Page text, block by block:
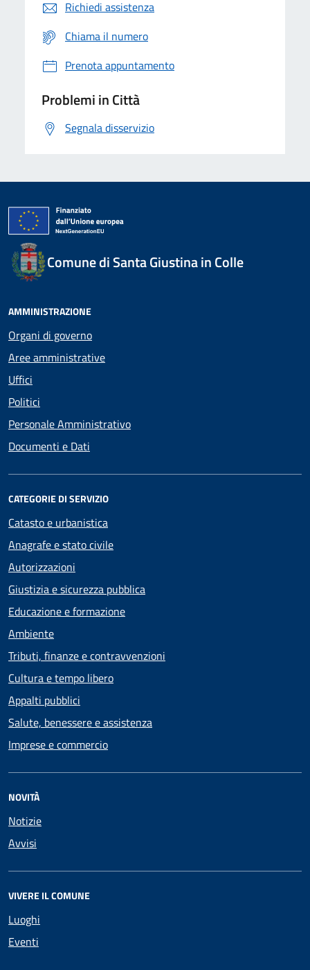
Richiedi assistenza
Chiama il numero
Prenota appuntamento
Problemi in Città
Segnala disservizio
Comune di Santa Giustina in Colle
AMMINISTRAZIONE
Organi di governo
Aree amministrative
Uffici
Politici
Personale Amministrativo
Documenti e Dati
CATEGORIE DI SERVIZIO
Catasto e urbanistica
Anagrafe e stato civile
Autorizzazioni
Giustizia e sicurezza pubblica
Educazione e formazione
Ambiente
Tributi, finanze e contravvenzioni
Cultura e tempo libero
Appalti pubblici
Salute, benessere e assistenza
Imprese e commercio
NOVITÀ
Notizie
Avvisi
VIVERE IL COMUNE
Luoghi
Eventi